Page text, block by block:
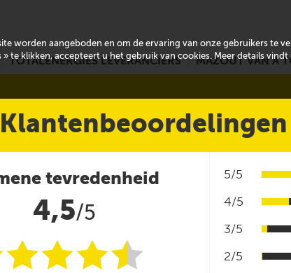
TOTALENERGIES LEVERANCIERS MAZOUT VAN A
Klantenbeoordelingen
tevredenheid
4,5/5
iiii
@
5/5
4/5
3/5
2/5
worden aangeboden en om de ervaring van onze gebruikers te
te klikken, accepteert u het gebruik van cookies. Meer details vindt